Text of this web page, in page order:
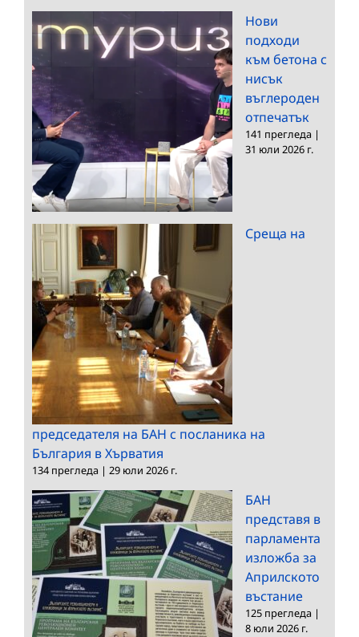
Нови
подходи
към бетона с
нисък
въглероден
отпечатък
141 прегледа |
31 юли 2026 г.
Среща на
председателя на БАН с посланика на
България в Хърватия
134 прегледа | 29 юли 2026 г.
БАН
представя в
парламента
изложба за
Априлското
въстание
125 прегледа |
8 юли 2026 г.